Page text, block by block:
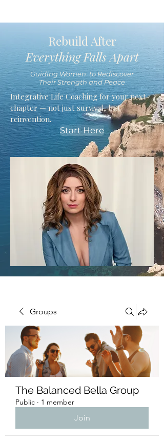
Rebuild After
Everything Falls Apart
Guiding Women to Rediscover
Their Strength and Peace
Integrative Life Coaching for your next
chapter — not just survival, but
reinvention.
Start Here
Groups
The Balanced Bella Group
Public · 1 member
Join